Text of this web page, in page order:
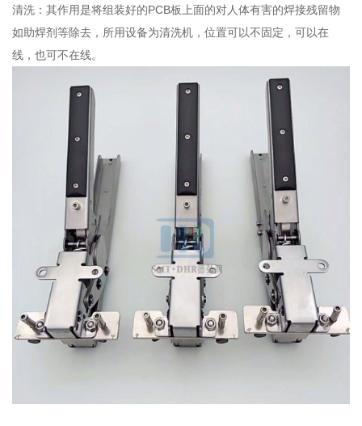
清洗：其作用是将组装好的PCB板上面的对人体有害的焊接残留物
如助焊剂等除去，所用设备为清洗机，位置可以不固定，可以在
线，也可不在线。